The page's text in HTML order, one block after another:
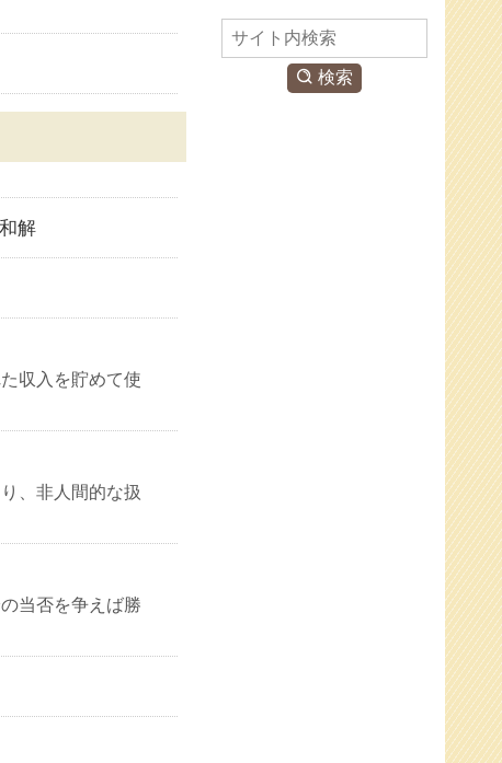
解
収入を貯めて使
、非人間的な扱
当否を争えば勝
検
索
検索